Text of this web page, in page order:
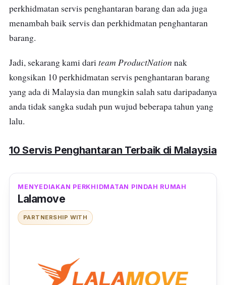
perkhidmatan servis penghantaran barang dan ada juga
menambah baik servis dan perkhidmatan penghantaran
barang.
Jadi, sekarang kami dariteam ProductNation nak
kongsikan 10 perkhidmatan servis penghantaran barang
yang ada di Malaysia dan mungkin salah satu daripadanya
anda tidak sangka sudah pun wujud beberapa tahun yang
lalu.
10 Servis Penghantaran Terbaik di Malaysia
MENYEDIAKAN PERKHIDMATAN PINDAH RUMAH
Lalamove
PARTNERSHIP WITH